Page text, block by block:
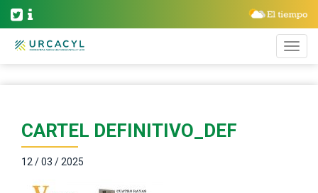
CARTEL DEFINITIVO_DEF
12 / 03 / 2025